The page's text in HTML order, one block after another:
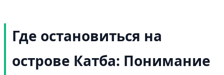
Где остановиться на
острове Катба: Понимание